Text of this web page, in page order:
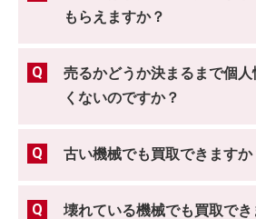
もらえますか？
売るかどうか決まるまで個
くないのですか？
古い機械でも買取できますか
壊れている機械でも買取でき